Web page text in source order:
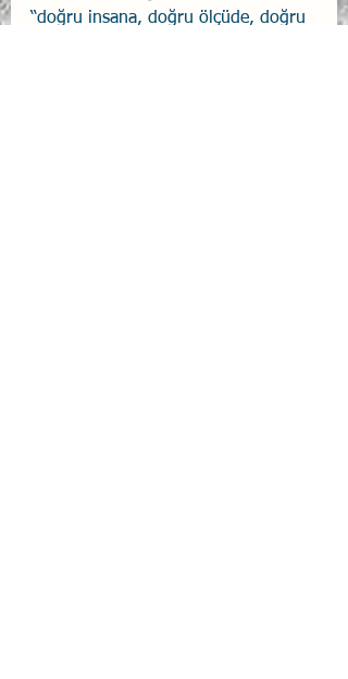
“doğru insana, doğru ölçüde, doğru